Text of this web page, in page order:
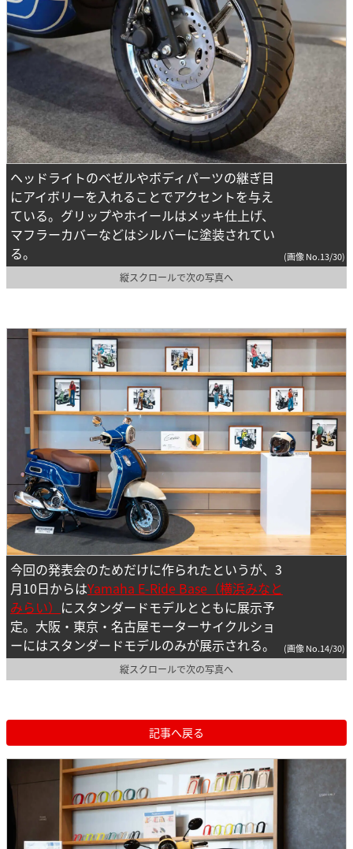
ヘッドライトのベゼルやボディパーツの継ぎ目
にアイボリーを入れることでアクセントを与え
ている。グリップやホイールはメッキ仕上げ、
マフラーカバーなどはシルバーに塗装されてい
る。
(画像 No.13/30)
縦スクロールで次の写真へ
今回の発表会のためだけに作られたというが、3
月10日からはYamaha E-Ride Base（横浜みなと
みらい） にスタンダードモデルとともに展示予
定。大阪・東京・名古屋モーターサイクルショ
ーにはスタンダードモデルのみが展示される。
(画像 No.14/30)
縦スクロールで次の写真へ
記事へ戻る